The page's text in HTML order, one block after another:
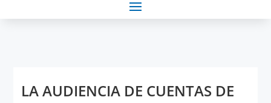
LA AUDIENCIA DE CUENTAS DE